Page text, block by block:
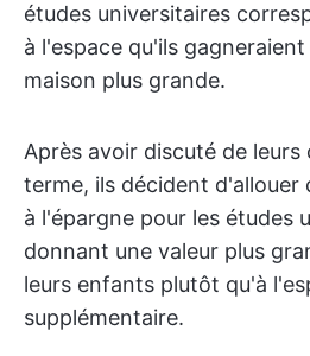
études universitaires
à l'espace qu'ils
maison plus grande.
Après avoir discuté de
terme, ils décident d'allouer
à l'épargne pour les études
donnant une valeur plus
leurs enfants plutôt qu'à
supplémentaire.